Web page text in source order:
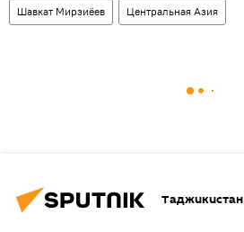
Шавкат Мирзиёев Центральная Азия
Таджикистан